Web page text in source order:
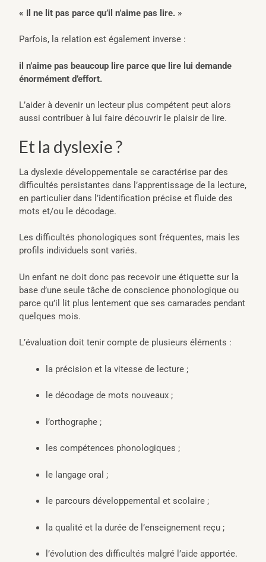
« Il ne lit pas parce qu’il n’aime pas lire. »
Parfois, la relation est également inverse :
il n’aime pas beaucoup lire parce que lire lui demande
énormément d’effort.
L’aider à devenir un lecteur plus compétent peut alors
aussi contribuer à lui faire découvrir le plaisir de lire.
Et la dyslexie ?
La dyslexie développementale se caractérise par des
difficultés persistantes dans l’apprentissage de la lecture,
en particulier dans l’identification précise et fluide des
mots et/ou le décodage.
Les difficultés phonologiques sont fréquentes, mais les
profils individuels sont variés.
Un enfant ne doit donc pas recevoir une étiquette sur la
base d’une seule tâche de conscience phonologique ou
parce qu’il lit plus lentement que ses camarades pendant
quelques mois.
L’évaluation doit tenir compte de plusieurs éléments :
la précision et la vitesse de lecture ;
le décodage de mots nouveaux ;
l’orthographe ;
les compétences phonologiques ;
le langage oral ;
le parcours développemental et scolaire ;
la qualité et la durée de l’enseignement reçu ;
l’évolution des difficultés malgré l’aide apportée.